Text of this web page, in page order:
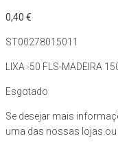
0,40 €
ST00278015011
LIXA -50 FLS-MADEIRA
Esgotado
Se desejar mais
uma das nossas lojas ou